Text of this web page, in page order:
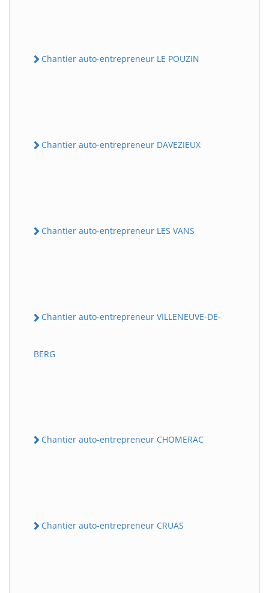
Chantier auto-entrepreneur LE POUZIN
Chantier auto-entrepreneur DAVEZIEUX
Chantier auto-entrepreneur LES VANS
Chantier auto-entrepreneur VILLENEUVE-DE-
BERG
Chantier auto-entrepreneur CHOMERAC
Chantier auto-entrepreneur CRUAS